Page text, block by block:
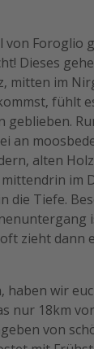
von Foroglio
Dieses
mitten im
fühlt
geblieben.
an
alten
im
die Tiefe.
zieht dann
haben wir
nur 18km
von